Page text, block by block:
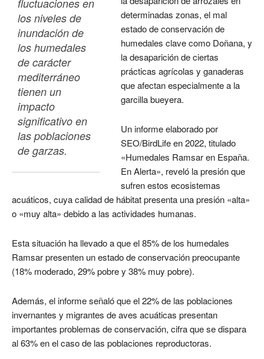
fluctuaciones en
los niveles de
inundación de
los humedales
de carácter
mediterráneo
tienen un
impacto
significativo en
las poblaciones
de garzas.
determinadas zonas, el mal
estado de conservación de
humedales clave como Doñana, y
la desaparición de ciertas
prácticas agrícolas y ganaderas
que afectan especialmente a la
garcilla bueyera.
Un informe elaborado por
SEO/BirdLife en 2022, titulado
«Humedales Ramsar en España.
En Alerta», reveló la presión que
sufren estos ecosistemas
acuáticos, cuya calidad de hábitat presenta una presión «alta»
o «muy alta» debido a las actividades humanas.
Esta situación ha llevado a que el 85% de los humedales
Ramsar presenten un estado de conservación preocupante
(18% moderado, 29% pobre y 38% muy pobre).
Además, el informe señaló que el 22% de las poblaciones
invernantes y migrantes de aves acuáticas presentan
importantes problemas de conservación, cifra que se dispara
al 63% en el caso de las poblaciones reproductoras.